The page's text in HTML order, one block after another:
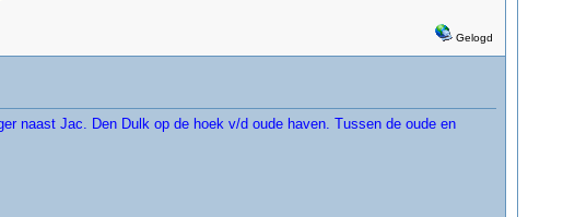
Gelogd
naast Jac. Den Dulk op de hoek v/d oude haven. Tussen de oude en